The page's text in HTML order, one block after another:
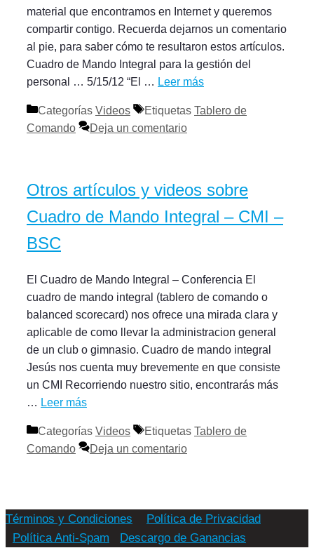
material que encontramos en Internet y queremos
compartir contigo. Recuerda dejarnos un comentario
al pie, para saber cómo te resultaron estos artículos.
Cuadro de Mando Integral para la gestión del
personal … 5/15/12 “El … Leer más
Categorías Videos Etiquetas Tablero de
Comando
Deja un comentario
Otros artículos y videos sobre
Cuadro de Mando Integral – CMI –
BSC
El Cuadro de Mando Integral – Conferencia El
cuadro de mando integral (tablero de comando o
balanced scorecard) nos ofrece una mirada clara y
aplicable de como llevar la administracion general
de un club o gimnasio. Cuadro de mando integral
Jesús nos cuenta muy brevemente en que consiste
un CMI Recorriendo nuestro sitio, encontrarás más
… Leer más
Categorías Videos Etiquetas Tablero de
Comando
Deja un comentario
Términos y Condiciones
Política de Privacidad
Política Anti-Spam
Descargo de Ganancias